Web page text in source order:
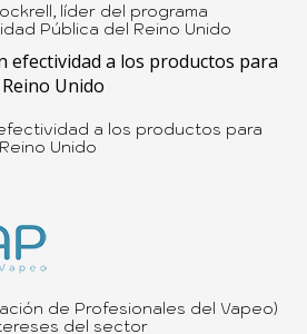
líder del programa
Pública del Reino Unido
a los productos para
Unido
de Profesionales del Vapeo)
del sector